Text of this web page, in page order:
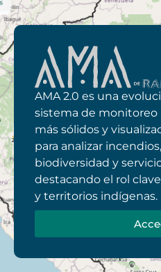
AMA 2.0 es una
sistema de monitoreo
más sólidos y
para analizar
biodiversidad y
destacando el rol
y territorios indígenas.